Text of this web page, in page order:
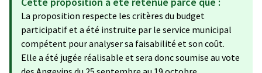
La proposition respecte les critères du budget
participatif et a été instruite par le service municipal
compétent pour analyser sa faisabilité et son coût.
Elle a été jugée réalisable et sera donc soumise au vote